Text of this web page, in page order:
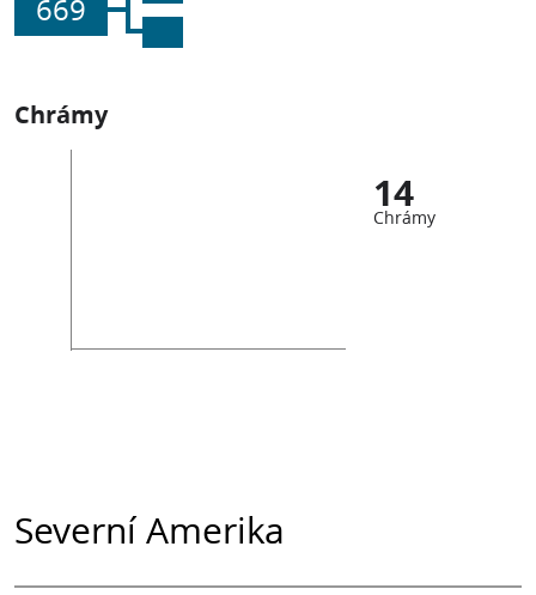
669
Chrámy
14
Chrámy
Severní Amerika